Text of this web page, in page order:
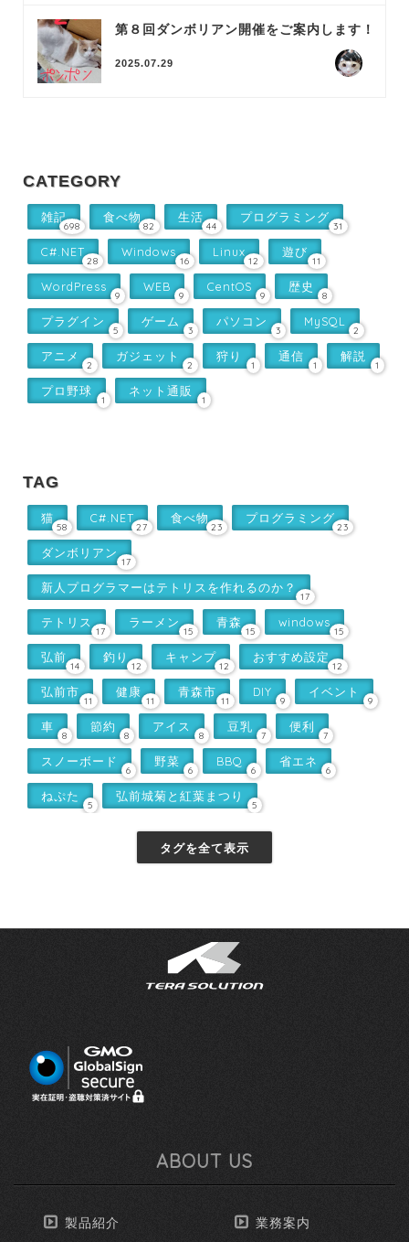
第８回ダンボリアン開催をご案内します！
2025.07.29
CATEGORY
雑記
698
食べ物
82
生活
44
プログラミング
31
C#.NET
28
Windows
16
Linux
12
遊び
11
WordPress
9
WEB
9
CentOS
9
歴史
8
プラグイン
5
ゲーム
3
パソコン
3
MySQL
2
アニメ
2
ガジェット
2
狩り
1
通信
1
解説
1
プロ野球
1
ネット通販
1
TAG
猫
58
C#.NET
27
食べ物
23
プログラミング
23
ダンボリアン
17
新人プログラマーはテトリスを作れるのか？
17
テトリス
17
ラーメン
15
青森
15
windows
15
弘前
14
釣り
12
キャンプ
12
おすすめ設定
12
弘前市
11
健康
11
青森市
11
DIY
9
イベント
9
車
8
節約
8
アイス
8
豆乳
7
便利
7
スノーボード
6
野菜
6
BBQ
6
省エネ
6
ねぷた
5
弘前城菊と紅葉まつり
5
タグを全て表示
ABOUT US
製品紹介 業務案内